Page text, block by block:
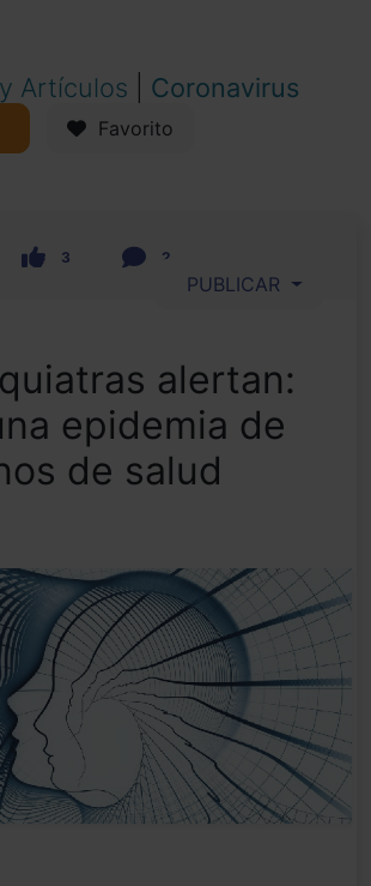
Artículos Coronavirus
Favorito
3 2
PUBLICAR
alertan:
epidemia de
de salud